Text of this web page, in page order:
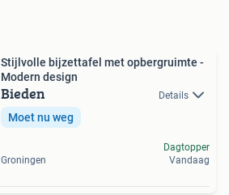
Stijlvolle bijzettafel met opbergruimte -
Modern design
Bieden Details
Moet nu weg
Groningen
Dagtopper
Vandaag